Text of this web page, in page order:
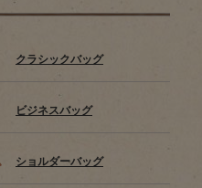
クラシックバッグ
ビジネスバッグ
ショルダーバッグ